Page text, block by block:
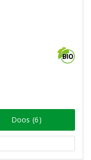
Doos (6)